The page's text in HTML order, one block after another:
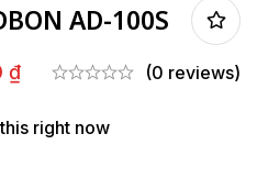
AD-100S
₫ (0 reviews)
right now